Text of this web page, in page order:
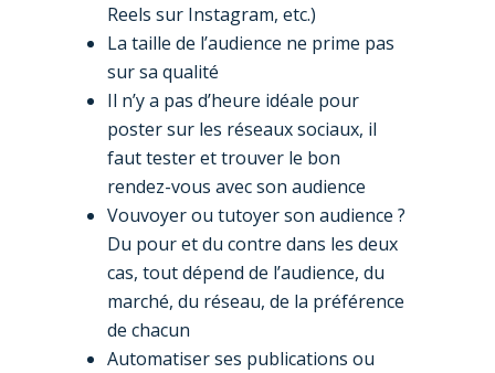
Reels sur Instagram, etc.)
La taille de l’audience ne prime pas
sur sa qualité
Il n’y a pas d’heure idéale pour
poster sur les réseaux sociaux, il
faut tester et trouver le bon
rendez-vous avec son audience
Vouvoyer ou tutoyer son audience ?
Du pour et du contre dans les deux
cas, tout dépend de l’audience, du
marché, du réseau, de la préférence
de chacun
Automatiser ses publications ou